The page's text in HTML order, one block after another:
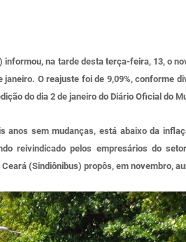
na tarde desta terça-feira, 13, o
O reajuste foi de 9,09%, conforme
do dia 2 de janeiro do Diário Oficial do
anos sem mudanças, está abaixo da
reivindicado pelos empresários do
(Sindiônibus) propôs, em novembro,